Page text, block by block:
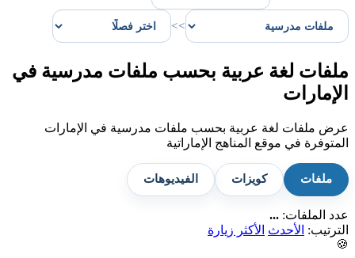
>>
ملفات لغة عربية بحسب ملفات مدرسية في
الإمارات
عرض ملفات لغة عربية بحسب ملفات مدرسية في الإمارات
المتوفرة في موقع المناهج الإماراتية
ملفات كويزات الفيديوهات
عدد الملفات: ...
الترتيب:
الأحدث
الأكثر زيارة
🍪